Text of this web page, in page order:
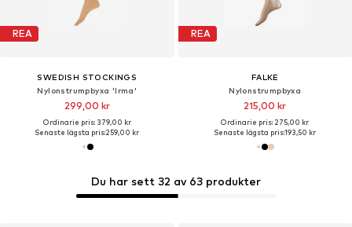
REA
SWEDISH STOCKINGS
Nylonstrumpbyxa 'Irma'
299,00 kr
Ordinarie pris: 379,00 kr
Senaste lägsta pris:259,00 kr
REA
FALKE
Nylonstrumpbyxa
215,00 kr
Ordinarie pris: 275,00 kr
Senaste lägsta pris:193,50 kr
Du har sett 32 av 63 produkter